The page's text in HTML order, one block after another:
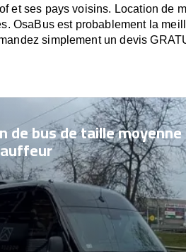
et ses pays voisins. Location de
OsaBus est probablement la
simplement un devis
de bus de taille moyenne